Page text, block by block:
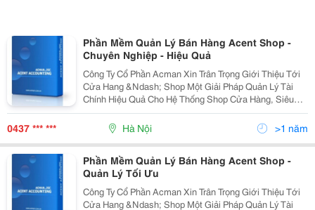
Phần Mềm Quản Lý Bán Hàng Acent Shop -
Chuyên Nghiệp - Hiệu Quả
Công Ty Cổ Phần Acman Xin Trân Trọng Giới Thiệu Tới
Cửa Hang &Ndash; Shop Một Giải Pháp Quản Lý Tài
Chính Hiệu Quả Cho Hệ Thống Shop Cửa Hàng, Siêu
Thị! I. Mô Hình Quản Lý Hoạt Động Kinh Doanh Tại Hệ
Thống Shop - Siêu Thị 1. Là Một Nhà Kinh Doa
0437 *** *** Hà Nội >1 năm
Phần Mềm Quản Lý Bán Hàng Acent Shop -
Quản Lý Tối Ưu
Công Ty Cổ Phần Acman Xin Trân Trọng Giới Thiệu Tới
Cửa Hang &Ndash; Shop Một Giải Pháp Quản Lý Tài